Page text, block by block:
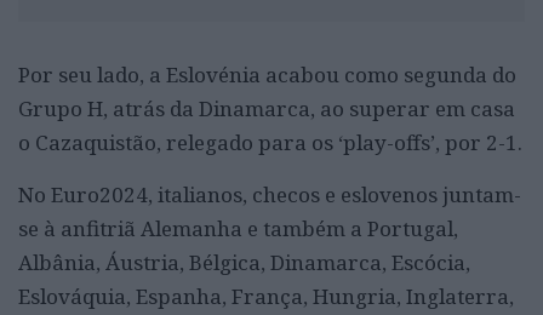
Por seu lado, a Eslovénia acabou como segunda do
Grupo H, atrás da Dinamarca, ao superar em casa
o Cazaquistão, relegado para os ‘play-offs’, por 2-1.
No Euro2024, italianos, checos e eslovenos juntam-
se à anfitriã Alemanha e também a Portugal,
Albânia, Áustria, Bélgica, Dinamarca, Escócia,
Eslováquia, Espanha, França, Hungria, Inglaterra,